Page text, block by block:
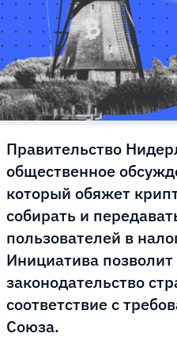
Правительство
общественное
который обяжет
собирать и
пользователей в
Инициатива
законодательство
соответствие с
Союза.